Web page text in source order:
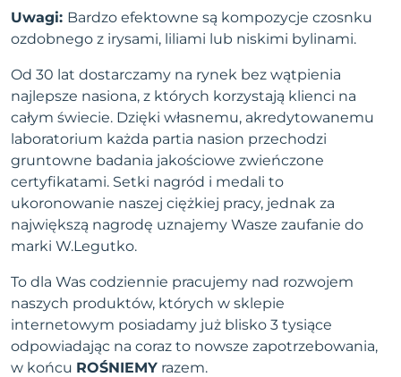
Uwagi: Bardzo efektowne są kompozycje czosnku
ozdobnego z irysami, liliami lub niskimi bylinami.
Od 30 lat dostarczamy na rynek bez wątpienia
najlepsze nasiona, z których korzystają klienci na
całym świecie. Dzięki własnemu, akredytowanemu
laboratorium każda partia nasion przechodzi
gruntowne badania jakościowe zwieńczone
certyfikatami. Setki nagród i medali to
ukoronowanie naszej ciężkiej pracy, jednak za
największą nagrodę uznajemy Wasze zaufanie do
marki W.Legutko.
To dla Was codziennie pracujemy nad rozwojem
naszych produktów, których w sklepie
internetowym posiadamy już blisko 3 tysiące
odpowiadając na coraz to nowsze zapotrzebowania,
w końcu ROŚNIEMY razem.